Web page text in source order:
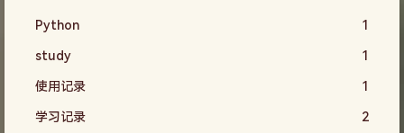
Python 1
study 1
使用记录 1
学习记录 2